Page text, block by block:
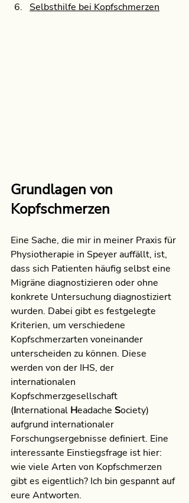
Selbsthilfe bei Kopfschmerzen
Grundlagen von
Kopfschmerzen
Eine Sache, die mir in meiner Praxis für
Physiotherapie in Speyer auffällt, ist,
dass sich Patienten häufig selbst eine
Migräne diagnostizieren oder ohne
konkrete Untersuchung diagnostiziert
wurden. Dabei gibt es festgelegte
Kriterien, um verschiedene
Kopfschmerzarten voneinander
unterscheiden zu können. Diese
werden von der IHS, der
internationalen
Kopfschmerzgesellschaft
(International Headache Society)
aufgrund internationaler
Forschungsergebnisse definiert. Eine
interessante Einstiegsfrage ist hier:
wie viele Arten von Kopfschmerzen
gibt es eigentlich? Ich bin gespannt auf
eure Antworten.